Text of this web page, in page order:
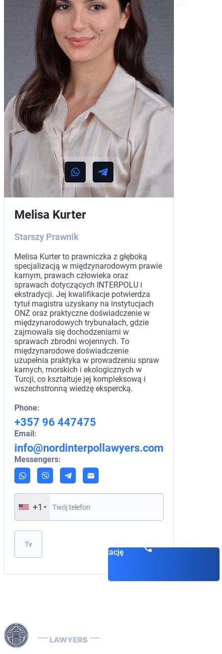
Melisa Kurter
Starszy Prawnik
Melisa Kurter to prawniczka z głęboką
specjalizacją w międzynarodowym prawie
karnym, prawach człowieka oraz
sprawach dotyczących INTERPOLU i
ekstradycji. Jej kwalifikacje potwierdza
tytuł magistra uzyskany na instytucjach
ONZ oraz praktyczne doświadczenie w
międzynarodowych trybunałach, gdzie
zajmowała się dochodzeniami w
sprawach zbrodni wojennych. To
międzynarodowe doświadczenie
uzupełnia praktyka w prowadzeniu spraw
karnych, morskich i ekologicznych w
Turcji, co kształtuje jej kompleksową i
wszechstronną wiedzę ekspercką.
Phone:
+357 96 447475
Email:
info@nordinterpollawyers.com
Messengers:
+1
konsultację